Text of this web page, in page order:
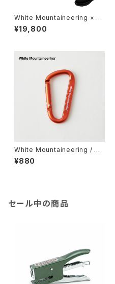
White Mountaineering × S
UBU / ZIP UP BOOTS
¥19,800
White Mountaineering / CA
RAVINER
¥880
セール中の商品